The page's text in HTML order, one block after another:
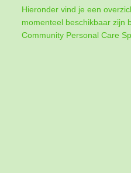
Hieronder vind je een
momenteel beschikbaar zijn
Community Personal Care